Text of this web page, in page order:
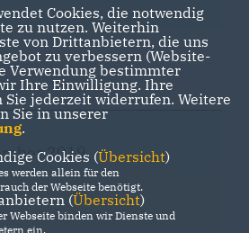
2019
Cookies, die notwendig
zu nutzen. Weiterhin
von Drittanbietern, die uns
zu verbessern (Website-
Verwendung bestimmter
Ihre Einwilligung. Ihre
jederzeit widerrufen. Weitere
Sie in unserer
.
Cookies (Übersicht)
werden allein für den
der Webseite benötigt.
(Übersicht)
Webseite binden wir Dienste und
ein.